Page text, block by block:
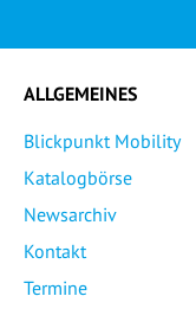
ALLGEMEINES
Blickpunkt Mobility
Katalogbörse
Newsarchiv
Kontakt
Termine